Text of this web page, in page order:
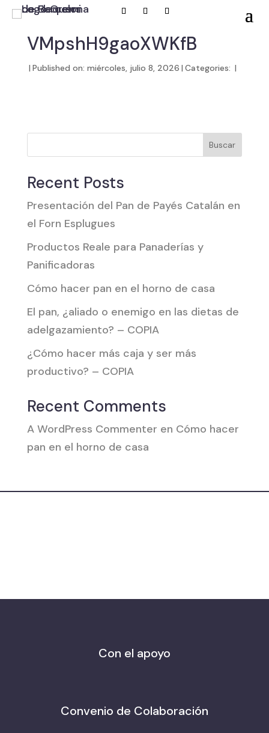
VMpshH9gaoXWKfB
| Published on: miércoles, julio 8, 2026 | Categories: |
Buscar
Recent Posts
Presentación del Pan de Payés Catalán en
el Forn Esplugues
Productos Reale para Panaderías y
Panificadoras
Cómo hacer pan en el horno de casa
El pan, ¿aliado o enemigo en las dietas de
adelgazamiento? – COPIA
¿Cómo hacer más caja y ser más
productivo? – COPIA
Recent Comments
A WordPress Commenter en Cómo hacer
pan en el horno de casa
Con el apoyo
Convenio de Colaboración